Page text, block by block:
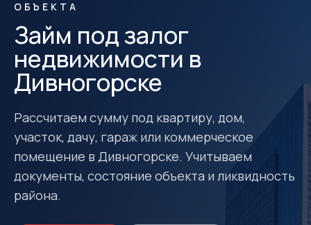
ОБЪЕКТА
Займ под залог
недвижимости в
Дивногорске
Рассчитаем сумму под квартиру, дом,
участок, дачу, гараж или коммерческое
помещение в Дивногорске. Учитываем
документы, состояние объекта и ликвидность
района.